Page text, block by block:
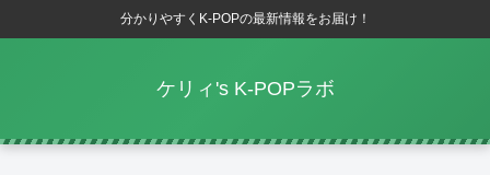
分かりやすくK-POPの最新情報をお届け！
ケリィ's K-POPラボ